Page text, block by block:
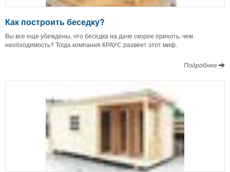
Как построить беседку?
Вы все еще убеждены, что беседка на даче скорее прихоть, чем
необходимость? Тогда компания КРАУС развеет этот миф.
Подробнее